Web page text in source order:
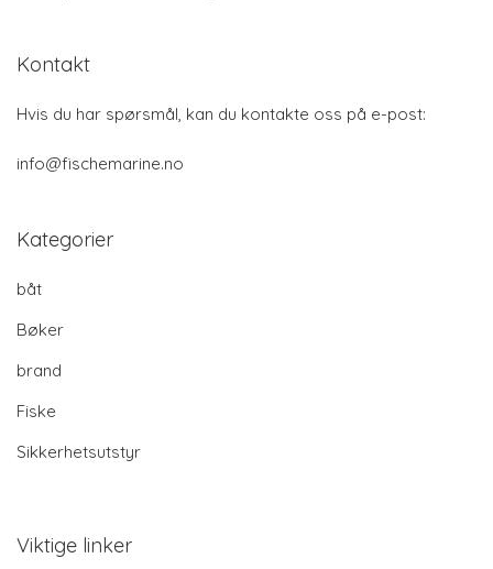
Kontakt
Hvis du har spørsmål, kan du kontakte oss på e-post:
info@fischemarine.no
Kategorier
båt
Bøker
brand
Fiske
Sikkerhetsutstyr
Viktige linker